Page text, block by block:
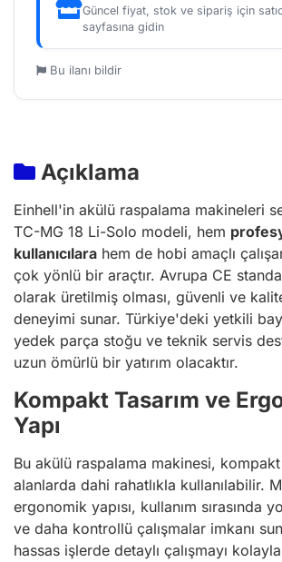
Güncel fiyat, stok ve sipariş için
sayfasına gidin
Bu ilanı bildir
Açıklama
Einhell'in akülü raspalama makineleri
TC-MG 18 Li-Solo modeli, hem
kullanıcılara hem de hobi amaçlı
çok yönlü bir araçtır. Avrupa CE
olarak üretilmiş olması, güvenli ve
deneyimi sunar. Türkiye'deki yetkili
yedek parça stoğu ve teknik servis
uzun ömürlü bir yatırım olacaktır.
Kompakt Tasarım ve
Yapı
Bu akülü raspalama makinesi, kompakt
alanlarda dahi rahatlıkla kullanılabilir.
ergonomik yapısı, kullanım sırasında
ve daha kontrollü çalışmalar imkanı
hassas işlerde detaylı çalışmayı